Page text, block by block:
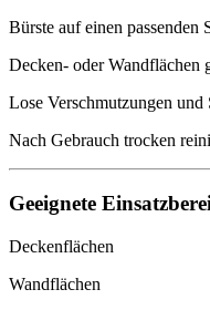
Bürste auf einen passenden
Decken- oder Wandflächen
Lose Verschmutzungen und
Nach Gebrauch trocken
Geeignete
Deckenflächen
Wandflächen